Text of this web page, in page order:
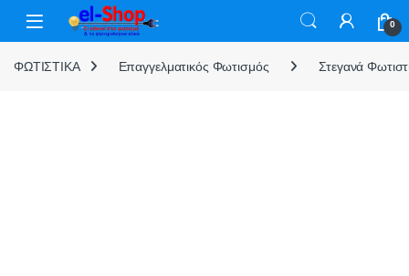
Skip to navigation
Skip to content
0
ΦΩΤΙΣΤΙΚΑ Επαγγελματικός Φωτισμός Στεγανά